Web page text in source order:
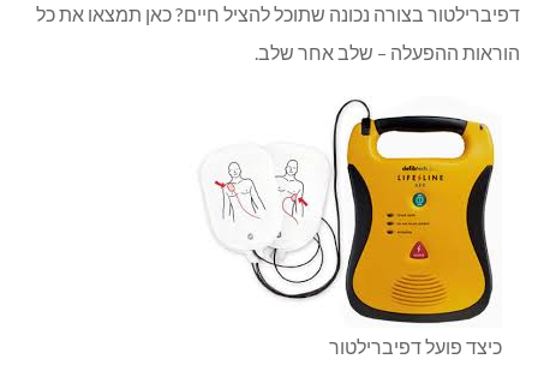
דפיברילטור בצורה נכונה שתוכל להציל חיים? כאן תמצאו את כל
הוראות ההפעלה – שלב אחר שלב.
כיצד פועל דפיברילטור